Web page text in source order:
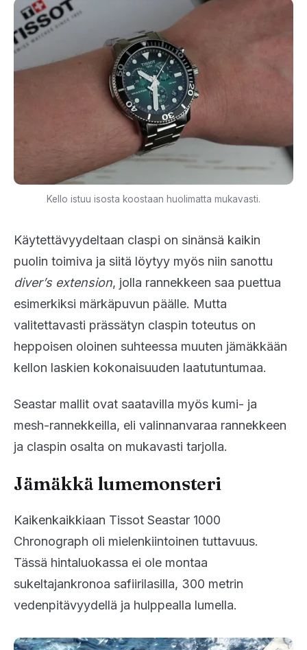
Kello istuu isosta koostaan huolimatta mukavasti.
Käytettävyydeltaan claspi on sinänsä kaikin
puolin toimiva ja siitä löytyy myös niin sanottu
diver’s extension, jolla rannekkeen saa puettua
esimerkiksi märkäpuvun päälle. Mutta
valitettavasti prässätyn claspin toteutus on
heppoisen oloinen suhteessa muuten jämäkkään
kellon laskien kokonaisuuden laatutuntumaa.
Seastar mallit ovat saatavilla myös kumi- ja
mesh-rannekkeilla, eli valinnanvaraa rannekkeen
ja claspin osalta on mukavasti tarjolla.
Jämäkkä lumemonsteri
Kaikenkaikkiaan Tissot Seastar 1000
Chronograph oli mielenkiintoinen tuttavuus.
Tässä hintaluokassa ei ole montaa
sukeltajankronoa safiirilasilla, 300 metrin
vedenpitävyydellä ja hulppealla lumella.